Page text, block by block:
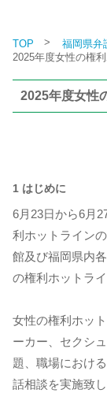
TOP > 福岡県弁
2025年度女性の権
2025年度女性
1 はじめに
6月23日から6月
利ホットライン
館及び福岡県内
の権利ホットラ
女性の権利ホッ
ーカー、セクシ
題、職場におけ
話相談を実施致